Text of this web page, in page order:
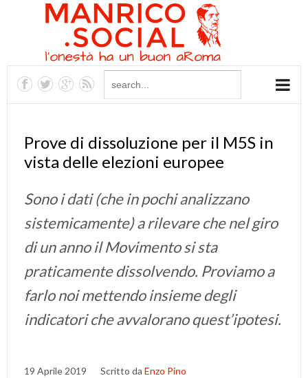
Prove di dissoluzione per il M5S in
vista delle elezioni europee
Sono i dati (che in pochi analizzano
sistemicamente) a rilevare che nel giro
di un anno il Movimento si sta
praticamente dissolvendo. Proviamo a
farlo noi mettendo insieme degli
indicatori che avvalorano quest’ipotesi.
19 Aprile 2019 Scritto da Enzo Pino